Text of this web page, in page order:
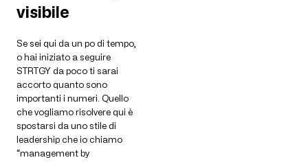
visibile
Se sei qui da un po di tempo,
o hai iniziato a seguire
STRTGY da poco ti sarai
accorto quanto sono
importanti i numeri. Quello
che vogliamo risolvere qui è
spostarsi da uno stile di
leadership che io chiamo
“management by